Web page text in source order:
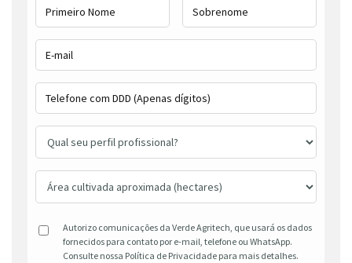
Autorizo comunicações da Verde Agritech, que usará os dados
fornecidos para contato por e-mail, telefone ou WhatsApp.
Consulte nossa Política de Privacidade para mais detalhes.